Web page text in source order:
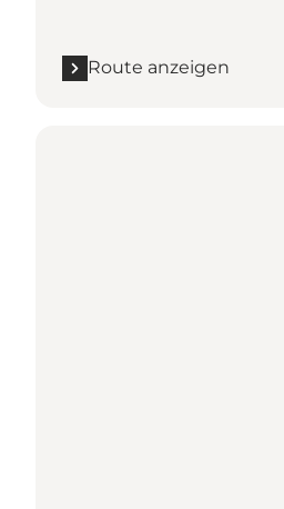
Route anzeigen